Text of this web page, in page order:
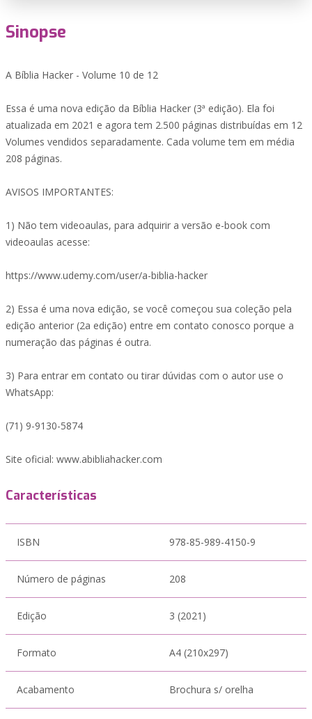
Sinopse
A Bíblia Hacker - Volume 10 de 12
Essa é uma nova edição da Bíblia Hacker (3ª edição). Ela foi
atualizada em 2021 e agora tem 2.500 páginas distribuídas em 12
Volumes vendidos separadamente. Cada volume tem em média
208 páginas.
AVISOS IMPORTANTES:
1) Não tem videoaulas, para adquirir a versão e-book com
videoaulas acesse:
https://www.udemy.com/user/a-biblia-hacker
2) Essa é uma nova edição, se você começou sua coleção pela
edição anterior (2a edição) entre em contato conosco porque a
numeração das páginas é outra.
3) Para entrar em contato ou tirar dúvidas com o autor use o
WhatsApp:
(71) 9-9130-5874
Site oficial: www.abibliahacker.com
Características
ISBN 978-85-989-4150-9
Número de páginas 208
Edição 3 (2021)
Formato A4 (210x297)
Acabamento Brochura s/ orelha